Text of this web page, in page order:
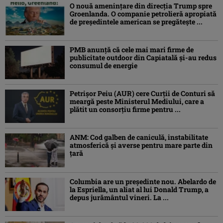
O nouă amenințare din direcția Trump spre
Groenlanda. O companie petrolieră apropiată
de președintele american se pregătește ...
PMB anunță că cele mai mari firme de
publicitate outdoor din Capiatală și-au redus
consumul de energie
Petrişor Peiu (AUR) cere Curții de Conturi să
meargă peste Ministerul Mediului, care a
plătit un consorţiu firme pentru ...
ANM: Cod galben de caniculă, instabilitate
atmosferică și averse pentru mare parte din
țară
Columbia are un președinte nou. Abelardo de
la Espriella, un aliat al lui Donald Trump, a
depus jurământul vineri. La ...